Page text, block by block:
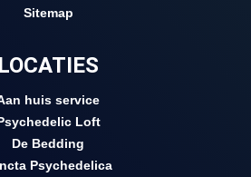
Sitemap
LOCATIES
huis service
Loft
De Bedding
Psychedelica